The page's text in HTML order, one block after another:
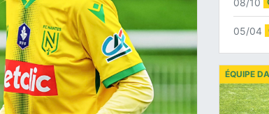
05/04
ÉQUIPE